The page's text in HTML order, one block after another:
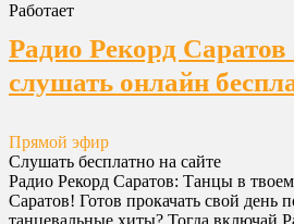
Работает
Радио Рекорд
слушать онлайн
Прямой эфир
Слушать бесплатно на сайте
Радио Рекорд Саратов: Танцы в
Саратов! Готов прокачать свой день
танцевальные хиты? Тогда включай